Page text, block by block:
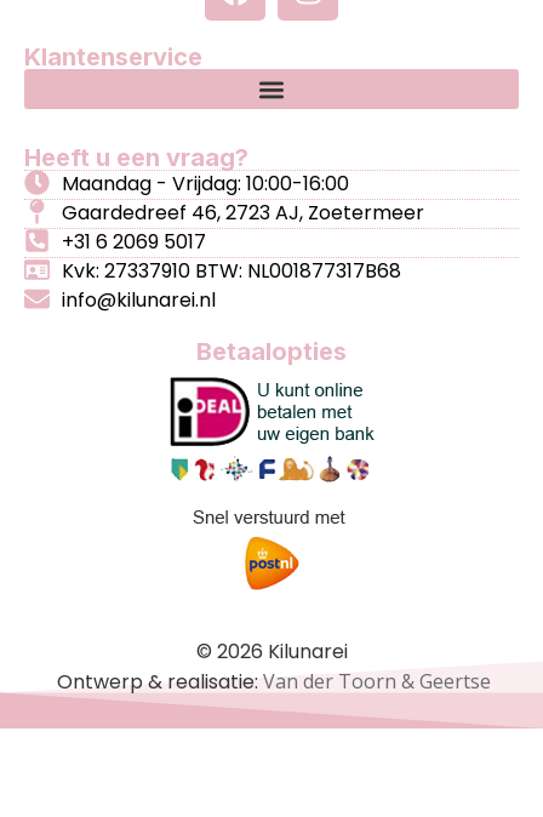
Klantenservice
Heeft u een vraag?
Maandag - Vrijdag: 10:00-16:00
Gaardedreef 46, 2723 AJ, Zoetermeer
+31 6 2069 5017
Kvk: 27337910 BTW: NL001877317B68
info@kilunarei.nl
Betaalopties
© 2026 Kilunarei
Ontwerp & realisatie:Van der Toorn & Geertse